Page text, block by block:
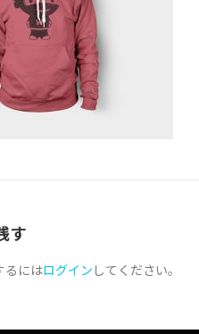
す
るにはログイン してください。